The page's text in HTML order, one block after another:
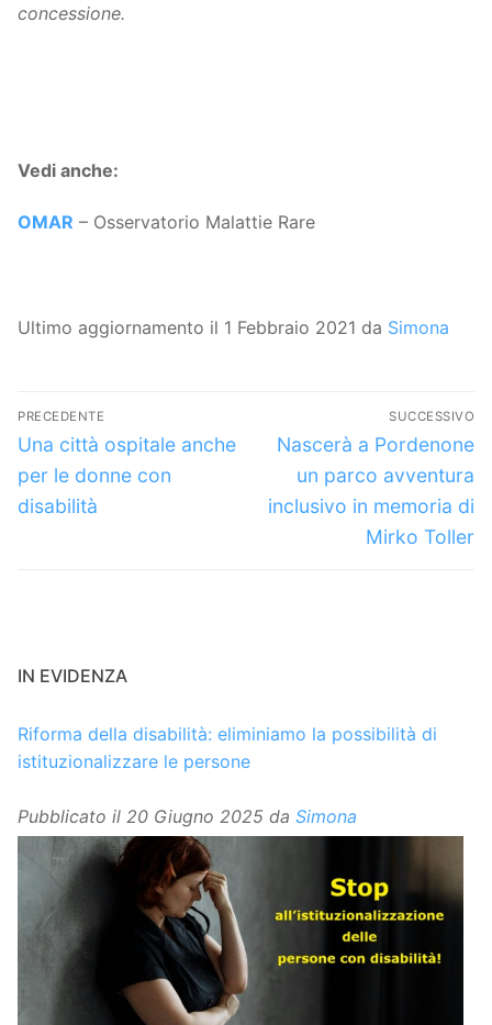
concessione.
Vedi anche:
OMAR – Osservatorio Malattie Rare
Ultimo aggiornamento il 1 Febbraio 2021 da Simona
Navigazione
articoli
PRECEDENTE
Articolo
precedente:
Una città ospitale anche
per le donne con
disabilità
SUCCESSIVO
Articolo
successivo:
Nascerà a Pordenone
un parco avventura
inclusivo in memoria di
Mirko Toller
IN EVIDENZA
Riforma della disabilità: eliminiamo la possibilità di
istituzionalizzare le persone
Pubblicato il 20 Giugno 2025 da Simona